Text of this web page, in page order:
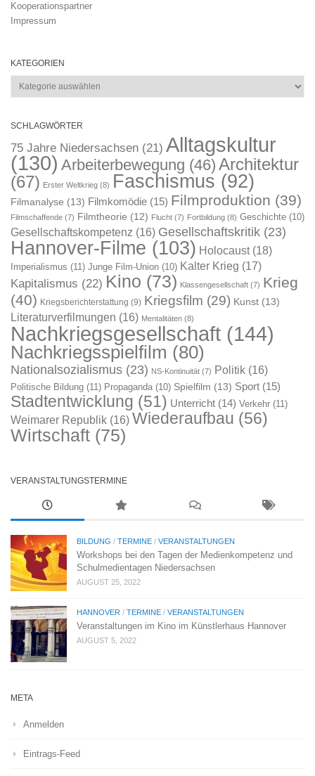
Kooperationspartner
Impressum
KATEGORIEN
Kategorien
SCHLAGWÖRTER
75 Jahre Niedersachsen (21) Alltagskultur
(130) Arbeiterbewegung (46) Architektur
(67) Erster Weltkrieg (8) Faschismus (92)
Filmanalyse (13) Filmkomödie (15) Filmproduktion (39)
Filmschaffende (7) Filmtheorie (12) Flucht (7) Fortbildung (8) Geschichte (10)
Gesellschaftskompetenz (16) Gesellschaftskritik (23)
Hannover-Filme (103) Holocaust(18)
Imperialismus (11) Junge Film-Union (10) Kalter Krieg (17)
Kapitalismus (22) Kino (73) Klassengesellschaft (7) Krieg
(40) Kriegsberichterstattung (9) Kriegsfilm (29) Kunst (13)
Literaturverfilmungen (16) Mentalitäten (8)
Nachkriegsgesellschaft (144)
Nachkriegsspielfilm (80)
Nationalsozialismus (23) NS-Kontinuität (7) Politik (16)
Politische Bildung (11) Propaganda (10) Spielfilm (13) Sport (15)
Stadtentwicklung (51) Unterricht (14) Verkehr (11)
Weimarer Republik (16) Wiederaufbau (56)
Wirtschaft (75)
VERANSTALTUNGSTERMINE
BILDUNG / TERMINE / VERANSTALTUNGEN
Workshops bei den Tagen der Medienkompetenz und
Schulmedientagen Niedersachsen
AUGUST 25, 2022
HANNOVER / TERMINE / VERANSTALTUNGEN
Veranstaltungen im Kino im Künstlerhaus Hannover
AUGUST 5, 2022
META
Anmelden
Eintrags-Feed